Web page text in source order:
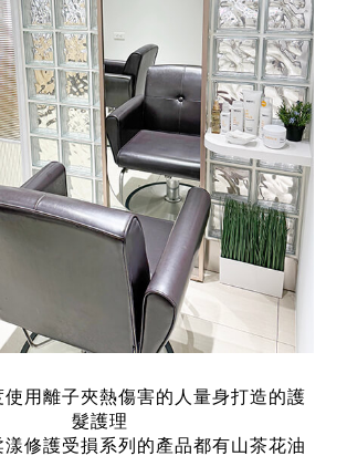
用離子夾熱傷害的人量身打造的護
髮護理
修護受損系列的產品都有山茶花油